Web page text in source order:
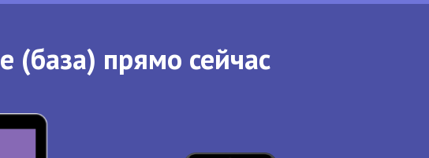
(база) прямо сейчас